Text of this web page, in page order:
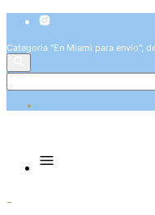
Categoria "En Miami para envio",